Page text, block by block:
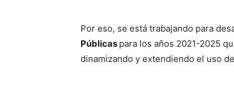
Por eso, se está trabajando para
Públicas para los años 2021-2025
dinamizando y extendiendo el uso